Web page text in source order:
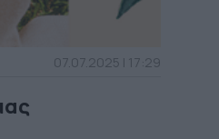
07.07.2025 | 17:29